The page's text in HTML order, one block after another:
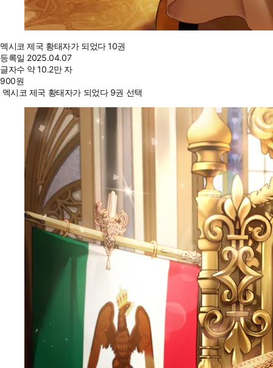
멕시코 제국 황태자가 되었다 10권
등록일 2025.04.07
글자수 약 10.2만 자
900원
멕시코 제국 황태자가 되었다 9권 선택